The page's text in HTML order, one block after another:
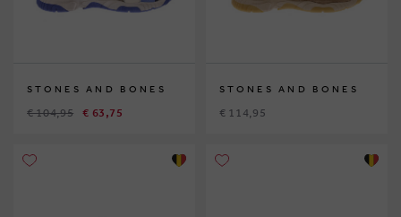
STONES AND BONES
€ 104,95 € 63,75
STONES AND BONES
€ 114,95